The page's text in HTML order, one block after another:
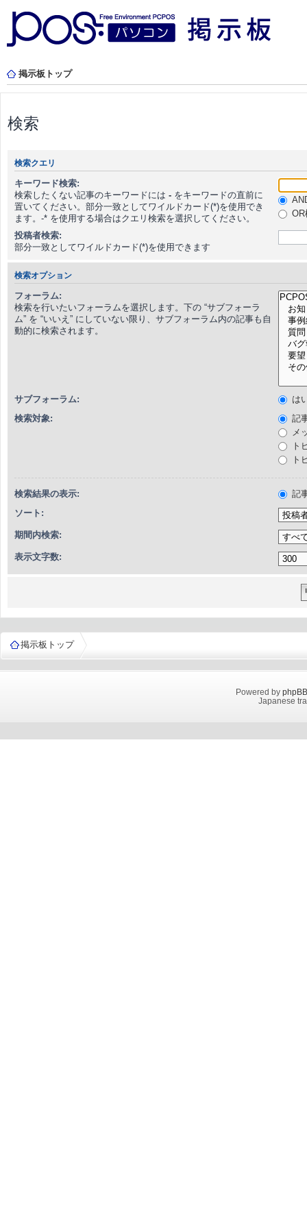
掲示板トップ
検索
検索クエリ
キーワード検索:
検索したくない記事のキーワードには - をキーワードの直前に
置いてください。部分一致としてワイルドカード(*)を使用でき
ます。-* を使用する場合はクエリ検索を選択してください。
OR
投稿者検索:
部分一致としてワイルドカード(*)を使用できます
検索オプション
フォーラム:
検索を行いたいフォーラムを選択します。下の “サブフォーラ
ム” を “いいえ” にしていない限り、サブフォーラム内の記事も自
動的に検索されます。
サブフォーラム:
は
検索対象:
記
メ
ト
ト
検索結果の表示:
記
ソート:
期間内検索:
表示文字数:
掲示板トップ
Powered by phpBB
Japanese